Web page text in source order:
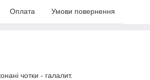
Оплата Умови повернення
чотки - галалит.